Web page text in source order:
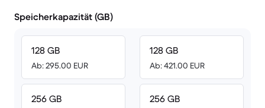
Speicherkapazität (GB)
128 GB
Ab: 295.00 EUR
256 GB
128 GB
Ab: 421.00 EUR
256 GB